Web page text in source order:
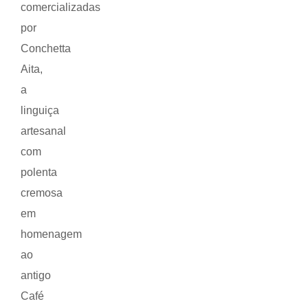
comercializadas
por
Conchetta
Aita,
a
linguiça
artesanal
com
polenta
cremosa
em
homenagem
ao
antigo
Café